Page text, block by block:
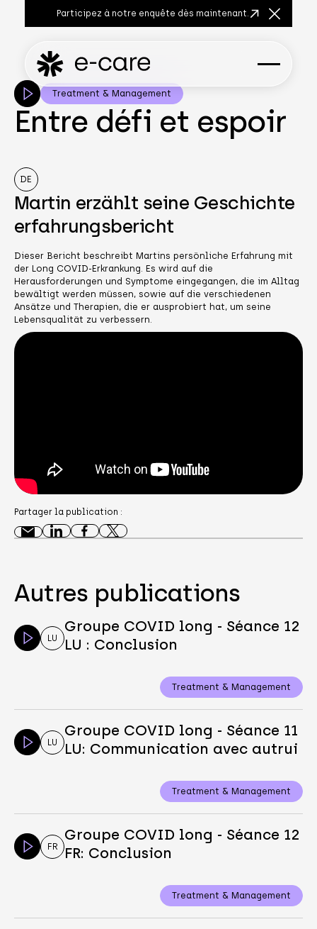
Participez à notre enquête dès maintenant.
Fermer
Treatment & Management
Entre défi et espoir
DE
Martin erzählt seine Geschichte
erfahrungsbericht
Dieser Bericht beschreibt Martins persönliche Erfahrung mit
der Long COVID-Erkrankung. Es wird auf die
Herausforderungen und Symptome eingegangen, die im Alltag
bewältigt werden müssen, sowie auf die verschiedenen
Ansätze und Therapien, die er ausprobiert hat, um seine
Lebensqualität zu verbessern.
Partager la publication :
Autres publications
LU
Groupe COVID long - Séance 12
LU : Conclusion
Treatment & Management
LU
Groupe COVID long - Séance 11
LU: Communication avec autrui
Treatment & Management
FR
Groupe COVID long - Séance 12
FR: Conclusion
Treatment & Management